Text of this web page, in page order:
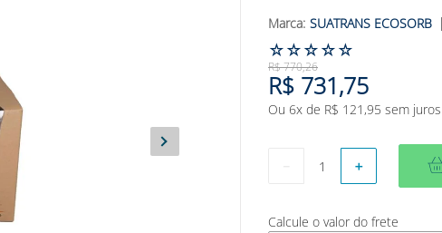
SUATRANS ECOSORB
☆☆☆☆☆
R$770,26
R$ 731,75
Ou 6x de R$ 121 ,95 sem juros
＋